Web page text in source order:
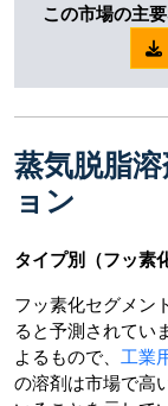
この市場の主
蒸気脱脂
ョン
タイプ別（フッ素
フッ素化セグメン
ると予測されてい
よるもので、 工業
の溶剤は市場で高